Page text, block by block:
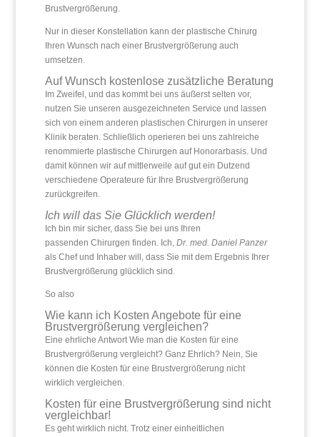
Brustvergrößerung.
Nur in dieser Konstellation kann der plastische Chirurg
Ihren Wunsch nach einer Brustvergrößerung auch
umsetzen.
Auf Wunsch kostenlose zusätzliche Beratung
Im Zweifel, und das kommt bei uns äußerst selten vor,
nutzen Sie unseren ausgezeichneten Service und lassen
sich von einem anderen plastischen Chirurgen in unserer
Klinik beraten. Schließlich operieren bei uns zahlreiche
renommierte plastische Chirurgen auf Honorarbasis. Und
damit können wir auf mittlerweile auf gut ein Dutzend
verschiedene Operateure für Ihre Brustvergrößerung
zurückgreifen.
Ich will das Sie Glücklich werden!
Ich bin mir sicher, dass Sie bei uns Ihren
passenden Chirurgen finden. Ich, Dr. med. Daniel Panzer
als Chef und Inhaber will, dass Sie mit dem Ergebnis Ihrer
Brustvergrößerung glücklich sind.
So also
Wie kann ich Kosten Angebote für eine
Brustvergrößerung vergleichen?
Eine ehrliche Antwort Wie man die Kosten für eine
Brustvergrößerung vergleicht? Ganz Ehrlich? Nein, Sie
können die Kosten für eine Brustvergrößerung nicht
wirklich vergleichen.
Kosten für eine Brustvergrößerung sind nicht
vergleichbar!
Es geht wirklich nicht. Trotz einer einheitlichen